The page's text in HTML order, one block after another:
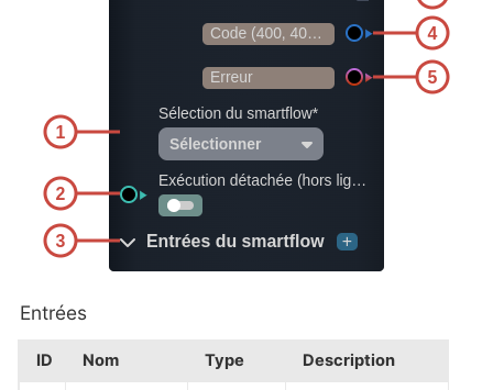
Entrées
ID Nom Type Description